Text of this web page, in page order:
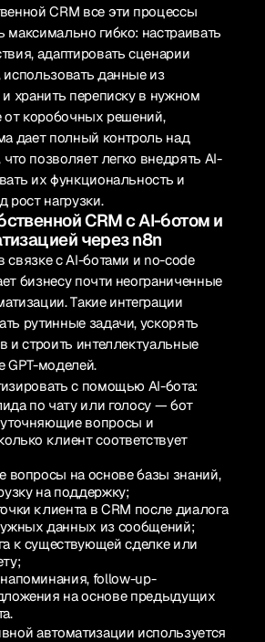
CRM все эти процессы
максимально гибко: настраивать
адаптировать сценарии
данные из
хранить переписку в нужном
от коробочных решений,
дает полный контроль над
что позволяет легко внедрять AI-
их функциональность и
рост нагрузки.
CRM с AI-ботом и
через n8n
связке с AI-ботами и no-code
бизнесу почти неограниченные
Такие интеграции
рутинные задачи, ускорять
и строить интеллектуальные
GPT-моделей.
с помощью AI-бота:
по чату или голосу — бот
вопросы и
клиент соответствует
вопросы на основе базы знаний,
на поддержку;
клиента в CRM после диалога
данных из сообщений;
к существующей сделке или
follow-up-
на основе предыдущих
автоматизации используется